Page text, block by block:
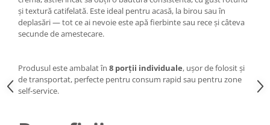
și textură catifelată. Este ideal pentru acasă, la birou sau în
deplasări — tot ce ai nevoie este apă fierbinte sau rece și câteva
secunde de amestecare.
Produsul este ambalat în 8 porții individuale, ușor de folosit și
de transportat, perfecte pentru consum rapid sau pentru zone
self‑service.